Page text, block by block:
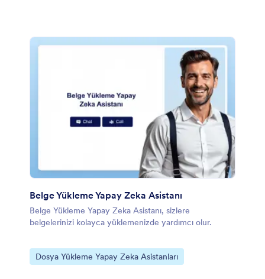
Belge Yükleme Yapay Zeka Asistanı
Belge Yükleme Yapay Zeka Asistanı, sizlere
belgelerinizi kolayca yüklemenizde yardımcı olur.
Kategoriye git:
Dosya Yükleme Yapay Zeka Asistanları